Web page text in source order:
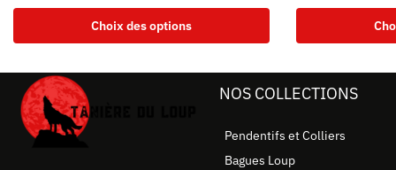
Choix des options
NOS COLLECTIONS
Pendentifs et Colliers
Bagues Loup